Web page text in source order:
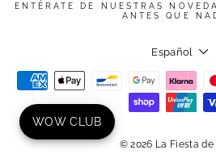
ENTÉRATE DE NUESTRAS
ANTES QUE
Idioma
Español
© 2026 La Fiesta de
WOW CLUB